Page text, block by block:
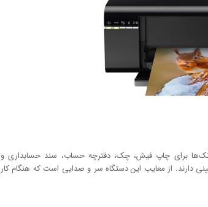
برای چاپ فیش، چک، دفترچه حساب، سند حسابداری و
دارند. از معایب این دستگاه سر و صدایی است که هنگام کار